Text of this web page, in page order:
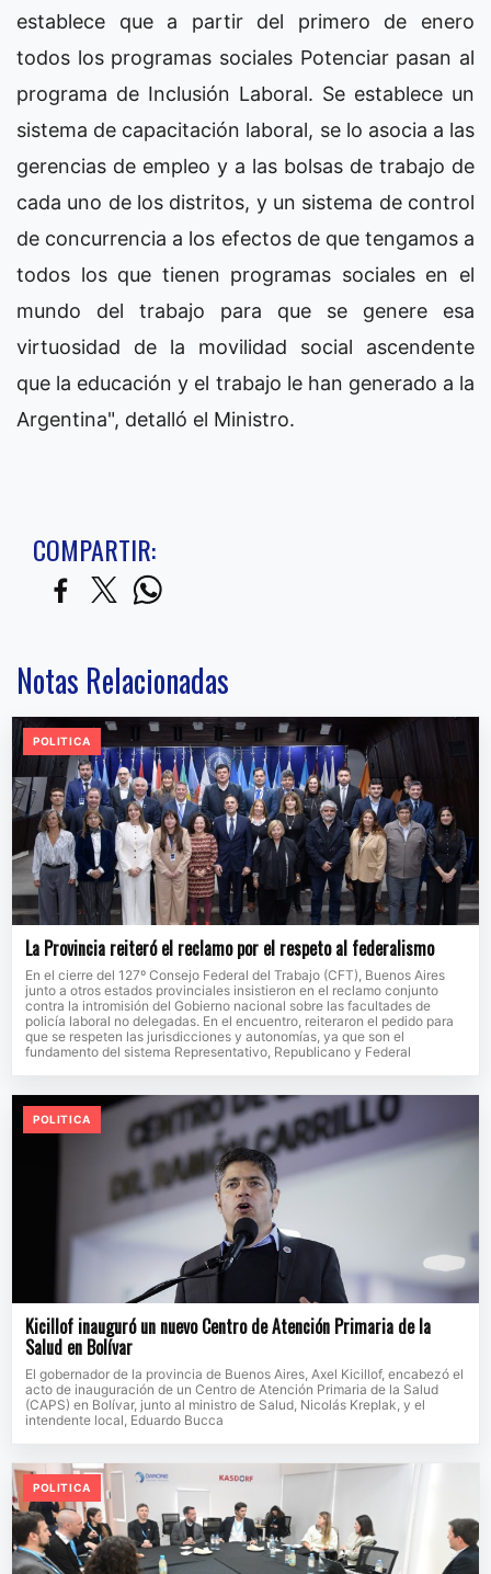
establece que a partir del primero de enero
todos los programas sociales Potenciar pasan al
programa de Inclusión Laboral. Se establece un
sistema de capacitación laboral, se lo asocia a las
gerencias de empleo y a las bolsas de trabajo de
cada uno de los distritos, y un sistema de control
de concurrencia a los efectos de que tengamos a
todos los que tienen programas sociales en el
mundo del trabajo para que se genere esa
virtuosidad de la movilidad social ascendente
que la educación y el trabajo le han generado a la
Argentina", detalló el Ministro.
COMPARTIR:
Notas Relacionadas
POLITICA
La Provincia reiteró el reclamo por el respeto al federalismo
En el cierre del 127º Consejo Federal del Trabajo (CFT), Buenos Aires
junto a otros estados provinciales insistieron en el reclamo conjunto
contra la intromisión del Gobierno nacional sobre las facultades de
policía laboral no delegadas. En el encuentro, reiteraron el pedido para
que se respeten las jurisdicciones y autonomías, ya que son el
fundamento del sistema Representativo, Republicano y Federal
POLITICA
Kicillof inauguró un nuevo Centro de Atención Primaria de la
Salud en Bolívar
El gobernador de la provincia de Buenos Aires, Axel Kicillof, encabezó el
acto de inauguración de un Centro de Atención Primaria de la Salud
(CAPS) en Bolívar, junto al ministro de Salud, Nicolás Kreplak, y el
intendente local, Eduardo Bucca
POLITICA